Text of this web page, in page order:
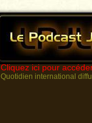
Cliquez ici pour
Quotidien international